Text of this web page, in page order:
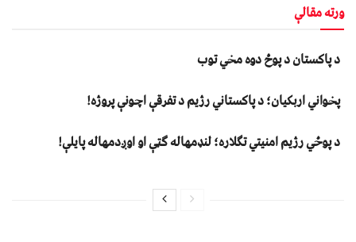
ورته مقالې
د پاکستان د پوځ دوه مخي توب
پخواني اربکیان؛ د پاکستاني رژیم د تفرقې اچونې پروژه!
د پوځي رژیم امنیتي تګلاره؛ لنډمهاله ګټې او اوږدمهاله پایلې!